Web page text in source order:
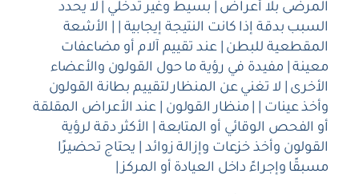
المرضى بلا أعراض | بسيط وغير تدخلي | لا يحدد
السبب بدقة إذا كانت النتيجة إيجابية | | الأشعة
المقطعية للبطن | عند تقييم آلام أو مضاعفات
معينة | مفيدة في رؤية ما حول القولون والأعضاء
الأخرى | لا تغني عن المنظار لتقييم بطانة القولون
وأخذ عينات | | منظار القولون | عند الأعراض المقلقة
أو الفحص الوقائي أو المتابعة | الأكثر دقة لرؤية
القولون وأخذ خزعات وإزالة زوائد | يحتاج تحضيرًا
مسبقًا وإجراءً داخل العيادة أو المركز |